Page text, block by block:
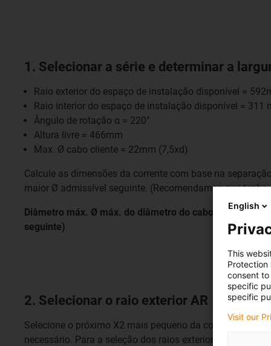
1. Selecionar a série e determinar a
Raio exterior do espaço de instalação disponível =
Raio interior do espaço de instalação disponível = 311
Ângulo de rotação α = 220°
Altura livre = 466mm
Max. Ø cabo cliente = 22mm (7,5xd)
Calcule as dimensões da corrente com base na
maior Ø admissível seguinte. (Recomendamos que
Diâmetro máx. Ø máx. do diâmetro do cabo
seguinte)
2. Selecionar o raio exterior AR
Selecione o próximo X2 mais pequeno da corrente a
necessário. Para a seleção dos raios exteriores da
English
This
Protection
consent
specific
specific
Visit our